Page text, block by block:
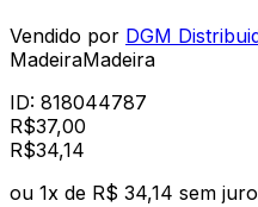
Vendido por DGM
MadeiraMadeira
ID: 818044787
R$37,00
R$34,14
ou 1x de R$ 34,14 sem